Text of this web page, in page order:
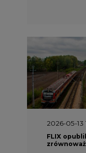
2026-05-13
FLIX